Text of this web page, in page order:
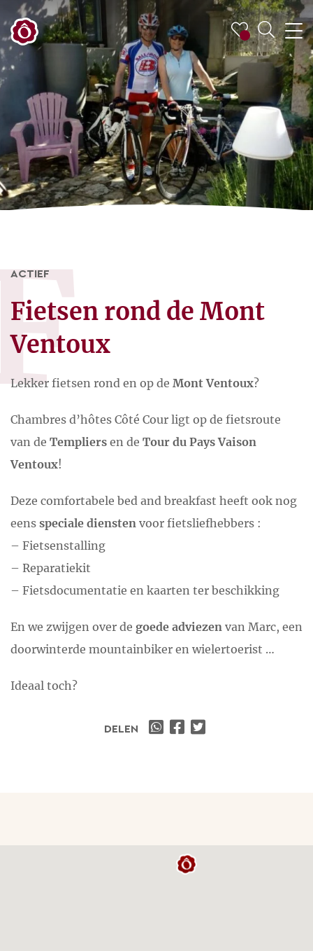
ACTIEF
Fietsen rond de Mont
Ventoux
Lekker fietsen rond en op de Mont Ventoux?
Chambres d’hôtes Côté Cour ligt op de fietsroute
van de Templiers en de Tour du Pays Vaison
Ventoux!
Deze comfortabele bed and breakfast heeft ook nog
eens speciale diensten voor fietsliefhebbers :
– Fietsenstalling
– Reparatiekit
– Fietsdocumentatie en kaarten ter beschikking
En we zwijgen over de goede adviezen van Marc, een
doorwinterde mountainbiker en wielertoerist …
Ideaal toch?
DELEN